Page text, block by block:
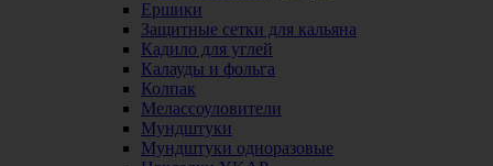
Ершики
Защитные сетки для кальяна
Кадило для углей
Калауды и фольга
Колпак
Мелассоуловители
Мундштуки
Мундштуки одноразовые